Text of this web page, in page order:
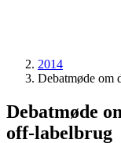
2014
Debatmøde om
Debatmøde
off-labelbrug